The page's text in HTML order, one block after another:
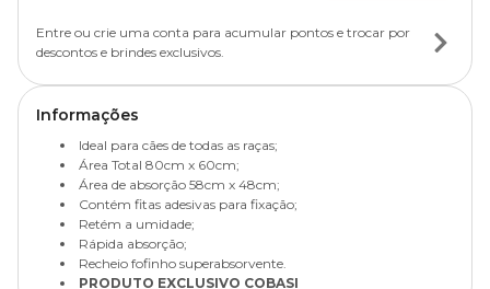
Entre ou crie uma conta para acumular pontos e trocar por
descontos e brindes exclusivos.
Informações
Ideal para cães de todas as raças;
Área Total 80cm x 60cm;
Área de absorção 58cm x 48cm;
Contém fitas adesivas para fixação;
Retém a umidade;
Rápida absorção;
Recheio fofinho superabsorvente.
PRODUTO EXCLUSIVO COBASI